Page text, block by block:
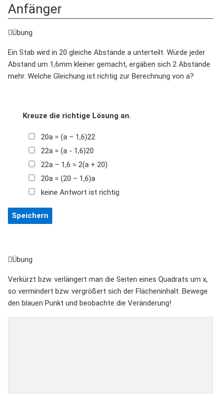
Anfänger
Übung
Ein Stab wird in 20 gleiche Abstände a unterteilt. Würde jeder
Abstand um 1,6mm kleiner gemacht, ergäben sich 2 Abstände
mehr. Welche Gleichung ist richtig zur Berechnung von a?
Kreuze die richtige Lösung an.
20a = (a – 1,6)22
22a = (a - 1,6)20
22a – 1,6 = 2(a + 20)
20a = (20 – 1,6)a
keine Antwort ist richtig
Übung
Verkürzt bzw. verlängert man die Seiten eines Quadrats um x,
so vermindert bzw. vergrößert sich der Flächeninhalt. Bewege
den blauen Punkt und beobachte die Veränderung!